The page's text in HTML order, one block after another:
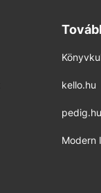
kello.hu
pedig.hu
Modern